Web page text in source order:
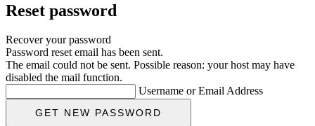
Reset password
Recover your password
Password reset email has been sent.
The email could not be sent. Possible reason: your host may have
disabled the mail function.
Username or Email Address